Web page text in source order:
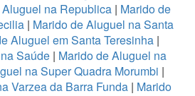
na Republica | Marido de
| Marido de Aluguel na Santa
Aluguel em Santa Teresinha |
Saúde| Marido de Aluguel na
na Super Quadra Morumbi |
Varzea da Barra Funda| Marido